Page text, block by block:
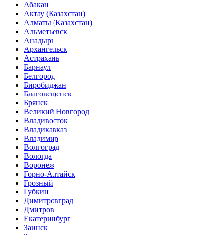
Абакан
Актау (Казахстан)
Алматы (Казахстан)
Альметьевск
Анадырь
Архангельск
Астрахань
Барнаул
Белгород
Биробиджан
Благовещенск
Брянск
Великий Новгород
Владивосток
Владикавказ
Владимир
Волгоград
Вологда
Воронеж
Горно-Алтайск
Грозный
Губкин
Димитровград
Дмитров
Екатеринбург
Заинск